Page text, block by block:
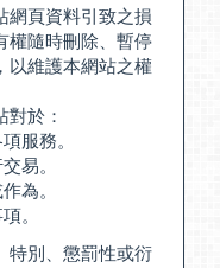
網頁資料引致之損
權隨時刪除、暫停
以維護本網站之權
於：
服務。
易。
為。
。
特別、懲罰性或衍